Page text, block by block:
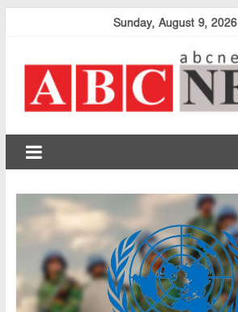
Sunday, August 9, 2026
abcnewsbd